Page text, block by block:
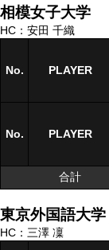
相模女子大学
HC：安田 千織
No. PLAYER
No. PLAYER
合計
No. PLAYER
No. PLAYER
合計
東京外国語大学
HC：三澤 凜